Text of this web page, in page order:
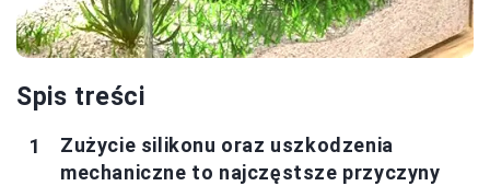
Spis treści
Zużycie silikonu oraz uszkodzenia
mechaniczne to najczęstsze przyczyny